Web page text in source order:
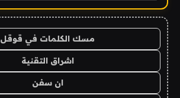
مسك الكلمات في قوقل
اشراق التقنية
ان سفن